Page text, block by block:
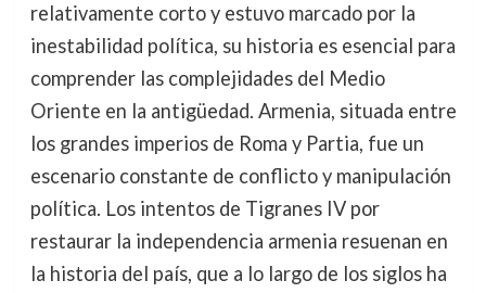
relativamente corto y estuvo marcado por la
inestabilidad política, su historia es esencial para
comprender las complejidades del Medio
Oriente en la antigüedad. Armenia, situada entre
los grandes imperios de Roma y Partia, fue un
escenario constante de conflicto y manipulación
política. Los intentos de Tigranes IV por
restaurar la independencia armenia resuenan en
la historia del país, que a lo largo de los siglos ha